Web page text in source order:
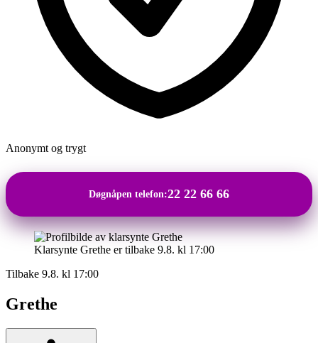
Anonymt og trygt
Døgnåpen telefon:22 22 66 66
Klarsynte Grethe er tilbake 9.8. kl 17:00
Tilbake 9.8. kl 17:00
Grethe